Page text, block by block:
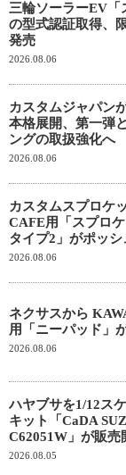
三輪ソーラーEV「
の型式認証取得、
発売
2026.08.06
カスタムジャパン
本格展開、第一弾
ングの取扱強化へ
2026.08.06
カスタムスプロケ
CAFE用「スプロ
タイプ2」がポッ
2026.08.06
ネクサスから
用「ニーパッド」
2026.08.06
ハヤブサを1/12ス
キット「CaDA
C62051W」が販売
2026.08.05